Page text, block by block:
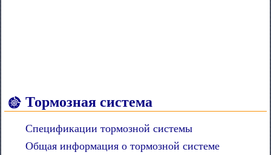
Тормозная система
Спецификации тормозной системы
Общая информация о тормозной системе